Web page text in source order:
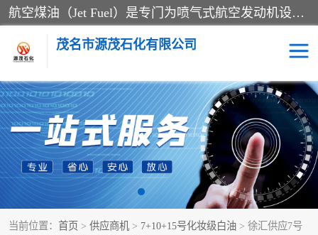
航空煤油（Jet Fuel）是专门为喷气式航空发动机设计的高纯度燃料，主要分为Jet A、Jet A-1和Jet B等类型。其特点是闪点高、低温流动性好，并添加了抗静电剂和抗氧化剂以确保飞行安全。航空煤油需
茂名市源茂石化有限公司
当前位置： 首页 > 供应商机 > 7+10+15号化妆级白油 > 徐汇供应7号
RP3航空煤油 D20+D30溶剂油
D40+D60溶剂油 D80+D100溶剂油
6号+120号溶剂油 260号溶剂油
异构烷烃 天然乳胶